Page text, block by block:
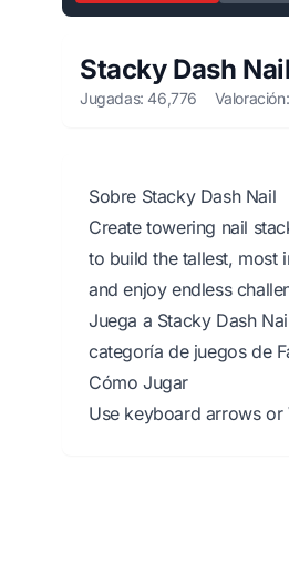
Stacky Dash Nail
Jugadas: 46,776
Sobre Stacky Dash Nail
Create towering nail
to build the tallest, most
and enjoy endless
Juega a Stacky Dash
categoría de juegos de
Cómo Jugar
Use keyboard arrows